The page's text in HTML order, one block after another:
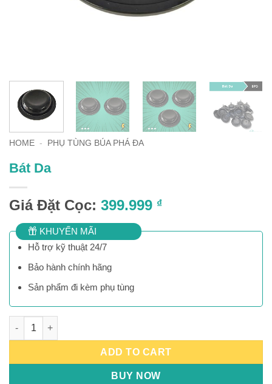
HOME - PHỤ TÙNG BÚA PHÁ ĐA
Bát Da
Giá Đặt Cọc: 399.999 ₫
KHUYẾN MÃI
Hỗ trợ kỹ thuật 24/7
Bảo hành chính hãng
Sản phẩm đi kèm phụ tùng
Bát Da quantity
ADD TO CART
BUY NOW